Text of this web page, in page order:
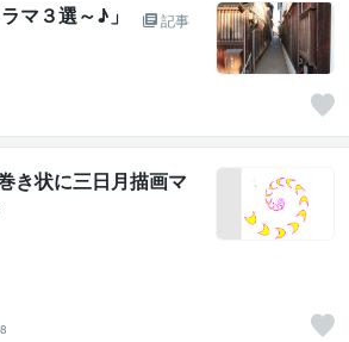
マ３選～♪」
記事
き状に三日月描画マ